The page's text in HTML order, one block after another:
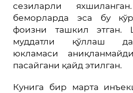
сезиларли
беморларда эса бу
фоизни ташкил этган.
муддатли қўллаш
юкламаси
пасайгани қайд этилган.
Кунига бир марта